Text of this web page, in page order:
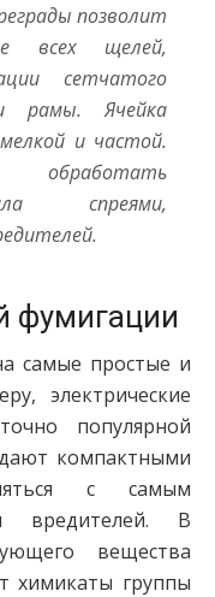
позволит
всех щелей,
сетчатого
рамы. Ячейка
и частой.
обработать
спреями,
фумигации
самые простые и
электрические
популярной
компактными
с самым
вредителей. В
вещества
химикаты группы